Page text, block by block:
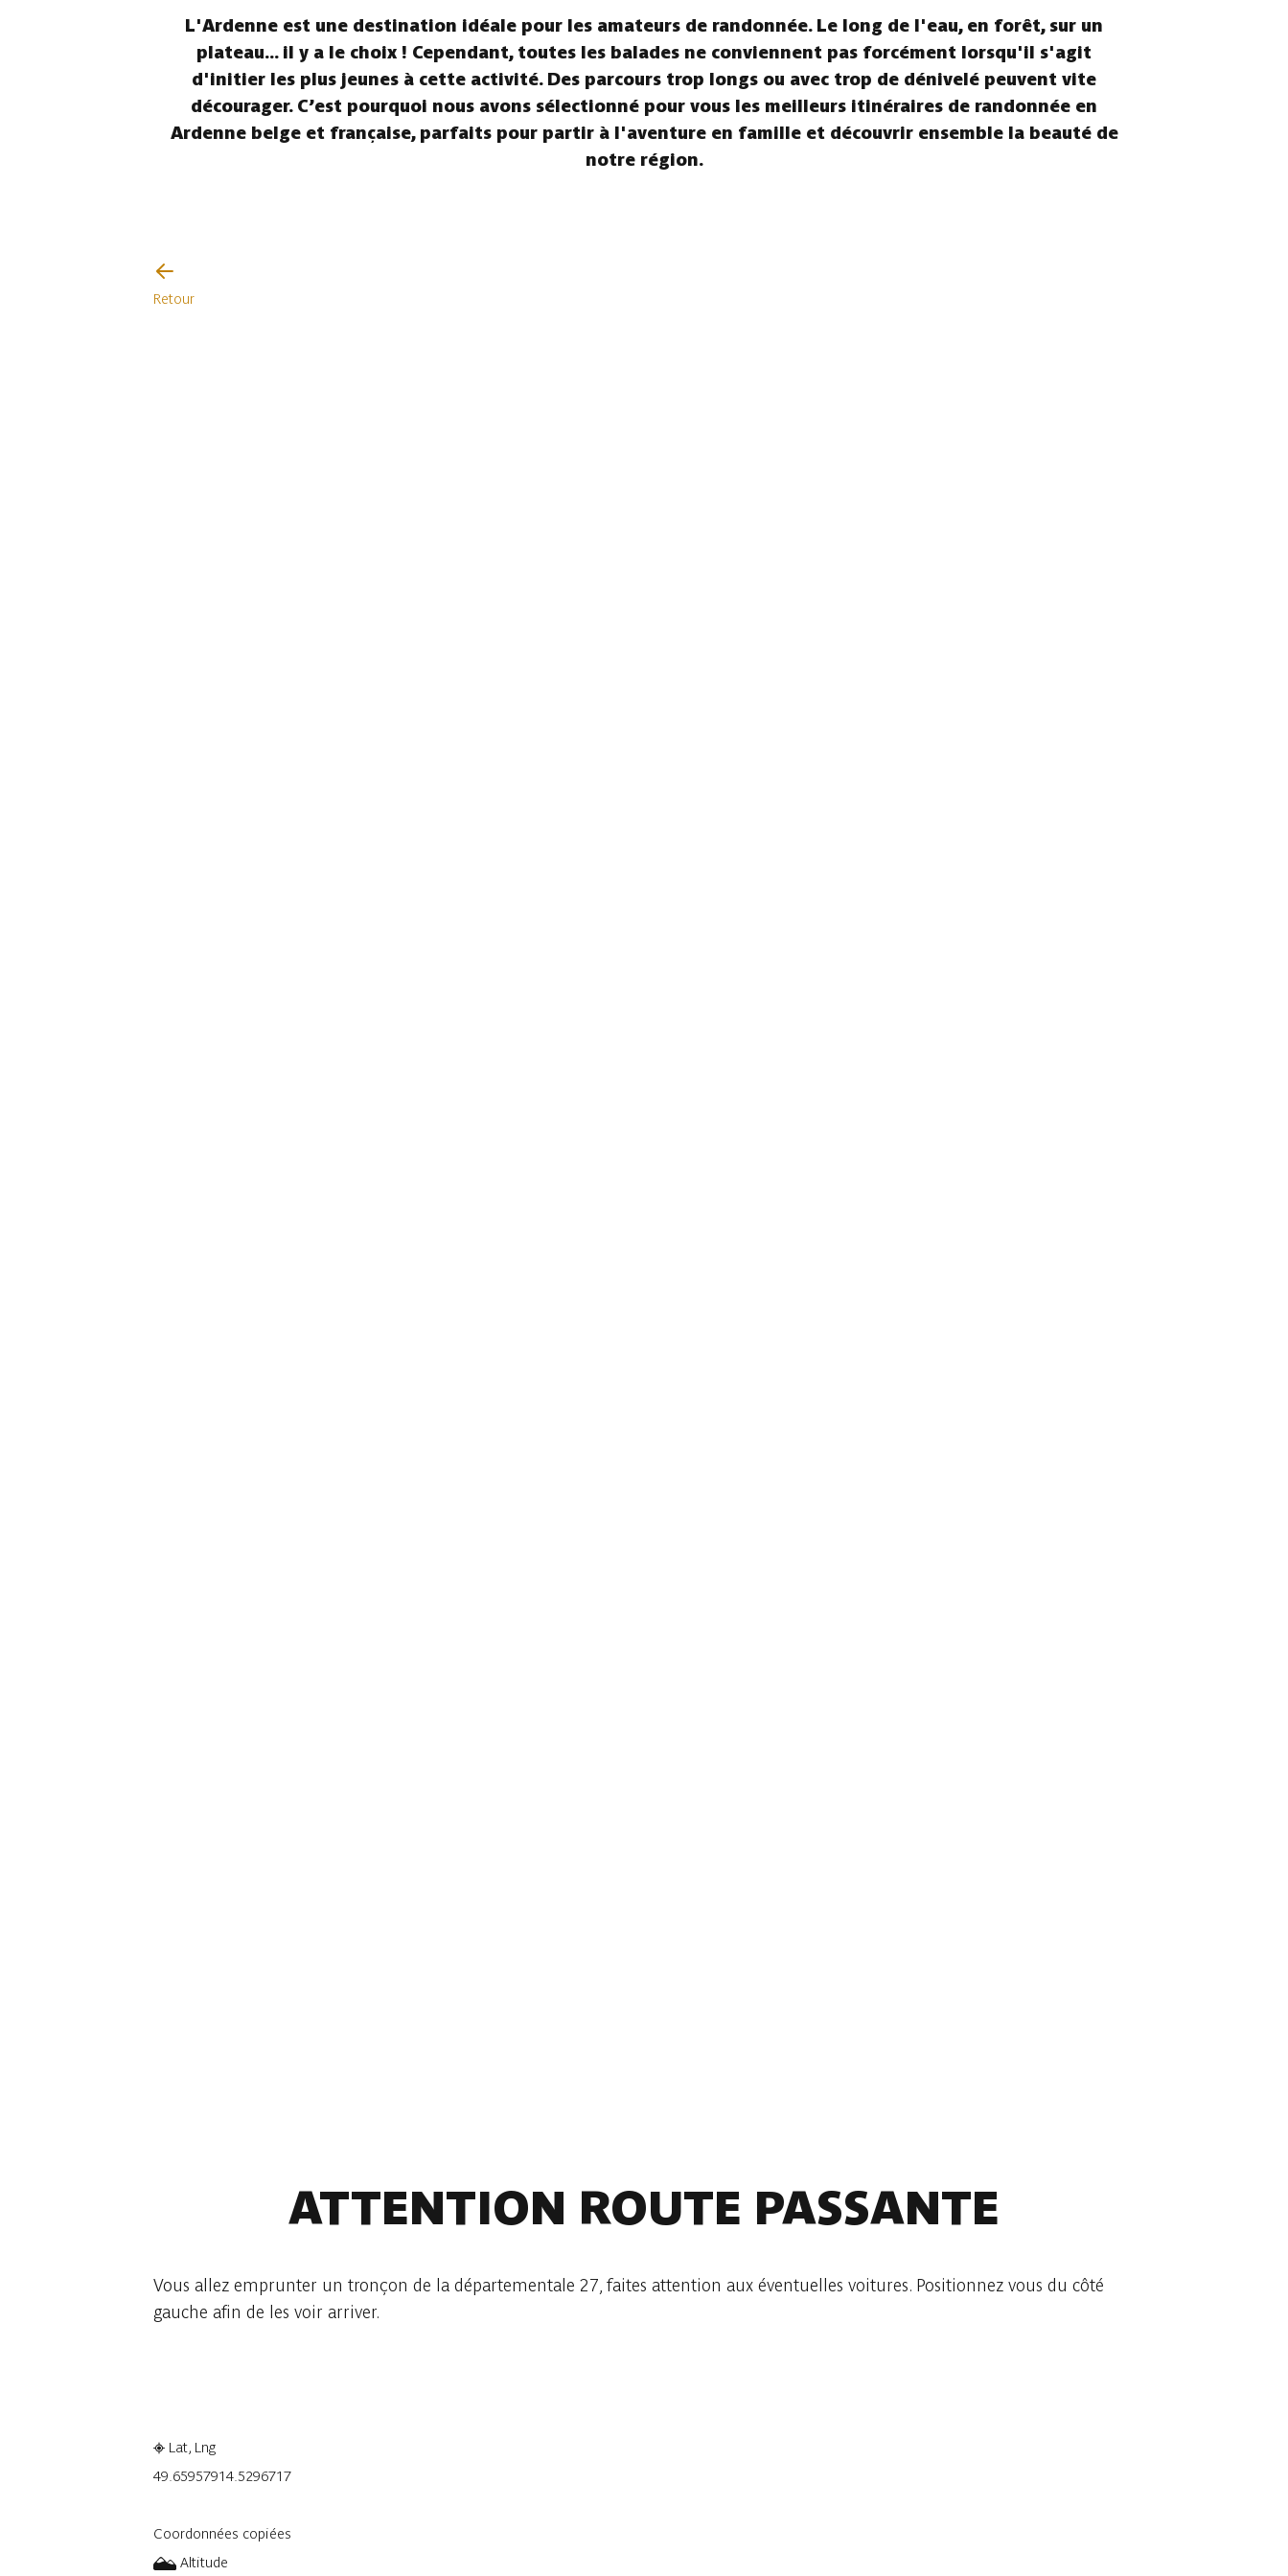
L'Ardenne est une destination idéale pour les amateurs de randonnée. Le long de l'eau, en forêt, sur un
plateau... il y a le choix ! Cependant, toutes les balades ne conviennent pas forcément lorsqu'il s'agit
d'initier les plus jeunes à cette activité. Des parcours trop longs ou avec trop de dénivelé peuvent vite
décourager. C’est pourquoi nous avons sélectionné pour vous les meilleurs itinéraires de randonnée en
Ardenne belge et française, parfaits pour partir à l'aventure en famille et découvrir ensemble la beauté de
notre région.
Retour
ATTENTION ROUTE PASSANTE
Vous allez emprunter un tronçon de la départementale 27, faites attention aux éventuelles voitures. Positionnez vous du côté
gauche afin de les voir arriver.
Lat, Lng
49.65957914.5296717
Coordonnées copiées
Altitude